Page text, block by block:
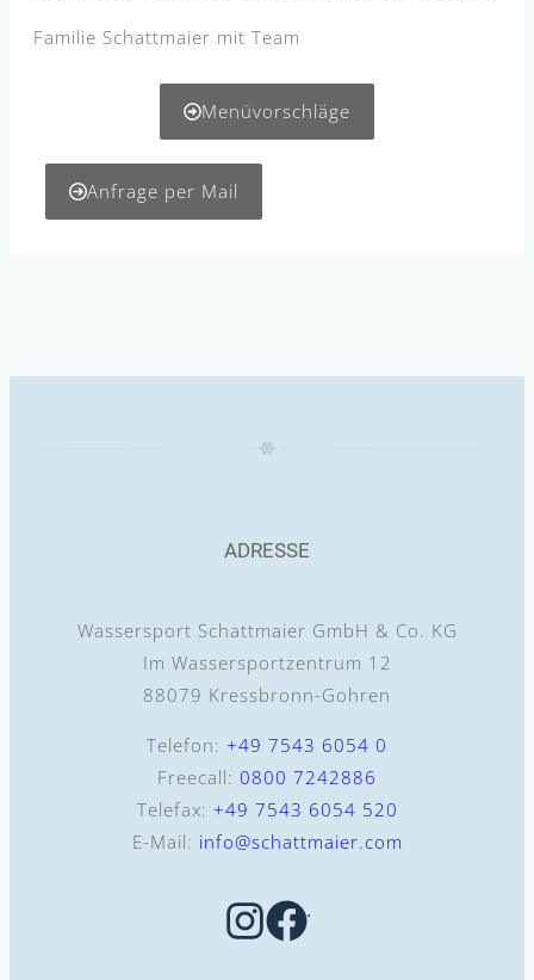
Familie Schattmaier mit Team
Menüvorschläge
Anfrage per Mail
ADRESSE
Wassersport Schattmaier GmbH & Co. KG
Im Wassersportzentrum 12
88079 Kressbronn-Gohren
Telefon: +49 7543 6054 0
Freecall: 0800 7242886
Telefax: +49 7543 6054 520
E-Mail: info@schattmaier.com